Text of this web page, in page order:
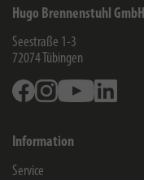
Hugo Brennenstuhl
Seestraße 1-3
72074 Tübingen
FacebookInstagramYoutube
Information
Service